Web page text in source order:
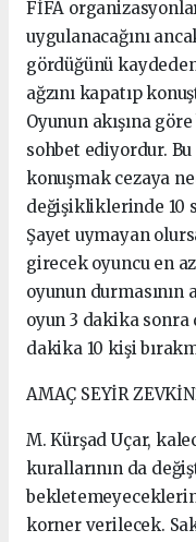
FİFA
uygulanacağını
gördüğünü
ağzını kapatıp
Oyunun akışına
sohbet ediyordur. Bu
konuşmak cezaya
değişikliklerinde 10
Şayet uymayan
girecek oyuncu en
oyunun durmasının
oyun 3 dakika sonra
dakika 10 kişi
AMAÇ SEYİR
M. Kürşad Uçar,
kurallarının da
korner verilecek.